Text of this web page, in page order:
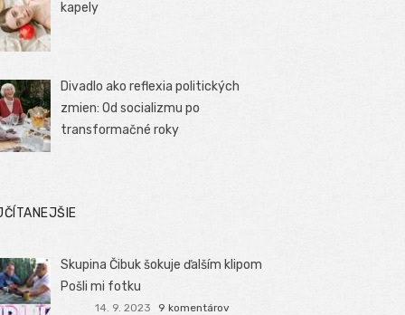
kapely
Divadlo ako reflexia politických
zmien: Od socializmu po
transformačné roky
Skupina Čibuk šokuje ďalším klipom
Pošli mi fotku
14. 9. 2023 9 komentárov